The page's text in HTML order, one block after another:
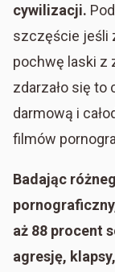
cywilizacji.
szczęście jeśli
pochwę laski z
zdarzało się
darmową i
filmów
Badając
aż 88 procent
agresję,